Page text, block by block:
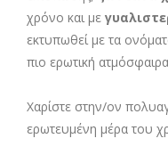
χρόνο και με
εκτυπωθεί με τα
πιο ερωτική
Χαρίστε στην/ον
ερωτευμένη μέρα του